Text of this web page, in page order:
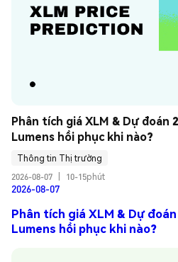
Phân tích giá XLM & Dự đoán
Lumens hồi phục khi nào?
Thông tin Thị trường
2026-08-07
10-15phút
2026-08-07
Phân tích giá XLM & Dự
Lumens hồi phục khi nào?